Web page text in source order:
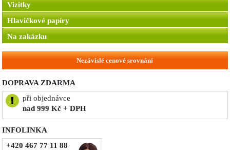
Vizitky
Hlavičkové papíry
Na zakázku
Nezávislé cenové srovnání
DOPRAVA ZDARMA
při objednávce
nad 999 Kč + DPH
INFOLINKA
+420 467 77 11 88